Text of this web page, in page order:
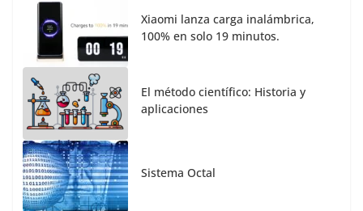
Xiaomi lanza carga inalámbrica,
100% en solo 19 minutos.
El método científico: Historia y
aplicaciones
Sistema Octal